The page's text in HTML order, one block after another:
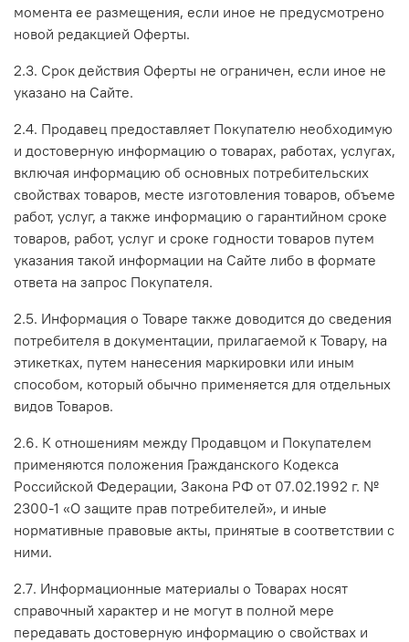
момента ее размещения, если иное не предусмотрено
новой редакцией Оферты.
2.3. Срок действия Оферты не ограничен, если иное не
указано на Сайте.
2.4. Продавец предоставляет Покупателю необходимую
и достоверную информацию о товарах, работах, услугах,
включая информацию об основных потребительских
свойствах товаров, месте изготовления товаров, объеме
работ, услуг, а также информацию о гарантийном сроке
товаров, работ, услуг и сроке годности товаров путем
указания такой информации на Сайте либо в формате
ответа на запрос Покупателя.
2.5. Информация о Товаре также доводится до сведения
потребителя в документации, прилагаемой к Товару, на
этикетках, путем нанесения маркировки или иным
способом, который обычно применяется для отдельных
видов Товаров.
2.6. К отношениям между Продавцом и Покупателем
применяются положения Гражданского Кодекса
Российской Федерации, Закона РФ от 07.02.1992 г. №
2300-1 «О защите прав потребителей», и иные
нормативные правовые акты, принятые в соответствии с
ними.
2.7. Информационные материалы о Товарах носят
справочный характер и не могут в полной мере
передавать достоверную информацию о свойствах и